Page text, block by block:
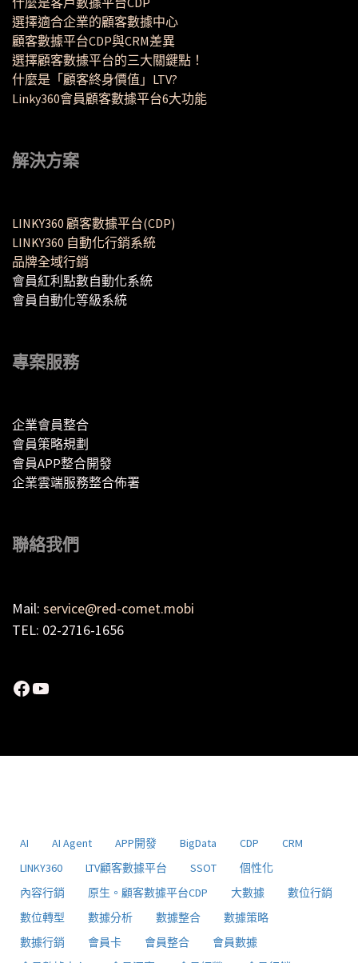
選擇適合企業的顧客數據中心
顧客數據平台CDP與CRM差異
選擇顧客數據平台的三大關鍵點！
什麼是「顧客終身價值」LTV?
Linky360會員顧客數據平台6大功能
解決方案
LINKY360 顧客數據平台(CDP)
LINKY360 自動化行銷系統
品牌全域行銷
會員紅利點數自動化系統
會員自動化等級系統
專案服務
企業會員整合
會員策略規劃
會員APP整合開發
企業雲端服務整合佈署
聯絡我們
Mail: service@red-comet.mobi
TEL: 02-2716-1656
Facebook
YouTube
AI AI Agent APP開發 BigData CDP
CRM
LINKY360
LTV顧客數據平台 SSOT
個性化
內容行銷
原生。顧客數據平台CDP 大數據
數位行銷
數位轉型
數據分析 數據整合
數據策略
數據行銷
會員卡 會員整合
會員數據